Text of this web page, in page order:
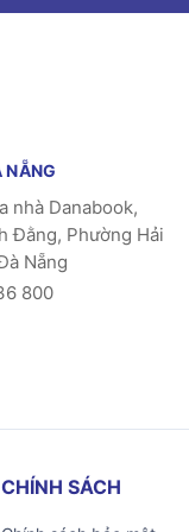
NẴNG
nhà Danabook,
Đằng, Phường Hải
Nẵng
800
CHÍNH SÁCH